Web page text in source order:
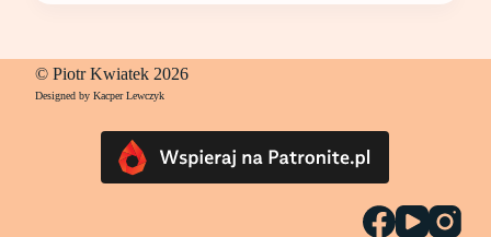
© Piotr Kwiatek 2026
Designed by Kacper Lewczyk